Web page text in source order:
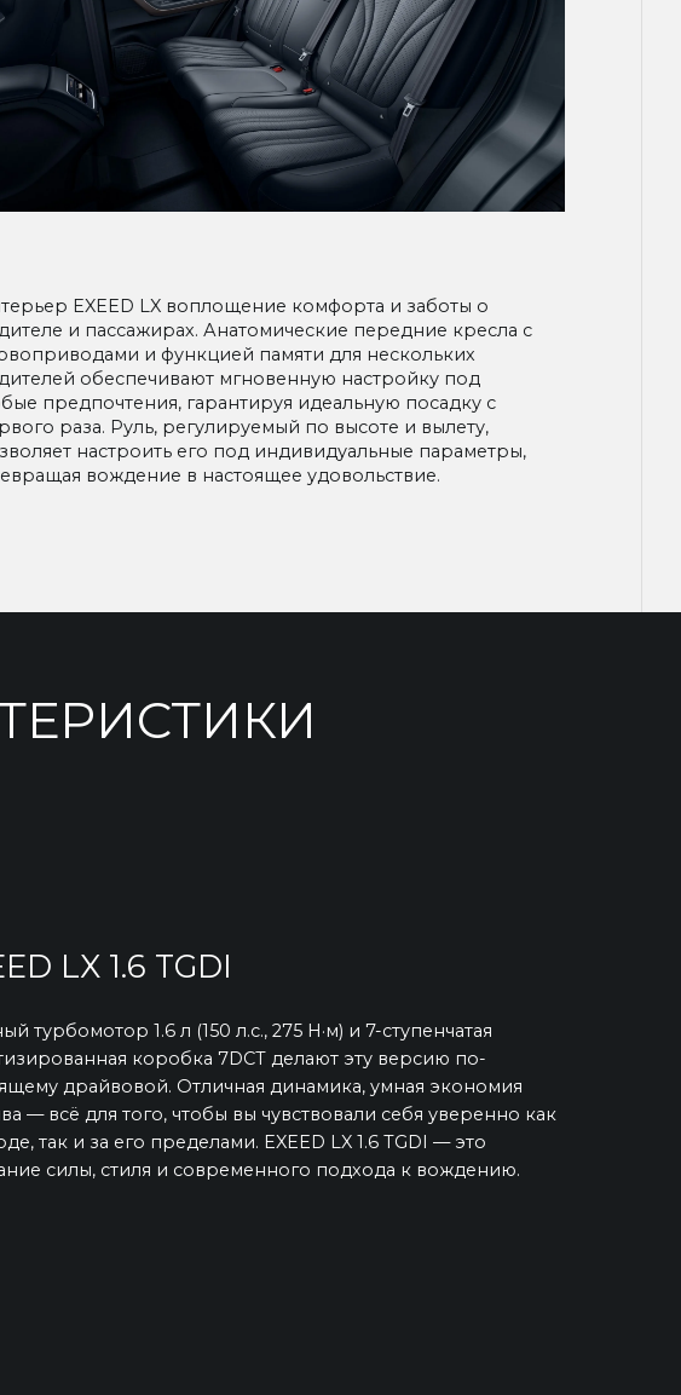
EXEED LX воплощение комфорта и заботы о
и пассажирах. Анатомические передние кресла с
и функцией памяти для нескольких
обеспечивают мгновенную настройку под
предпочтения, гарантируя идеальную посадку с
раза. Руль, регулируемый по высоте и вылету,
настроить его под индивидуальные параметры,
вождение в настоящее удовольствие.
LX 1.6 TGDI
турбомотор 1.6 л (150 л.с., 275 Н·м) и 7-ступенчатая
коробка 7DCT делают эту версию по-
драйвовой. Отличная динамика, умная экономия
— всё для того, чтобы вы чувствовали себя уверенно как
так и за его пределами. EXEED LX 1.6 TGDI — это
силы, стиля и современного подхода к вождению.